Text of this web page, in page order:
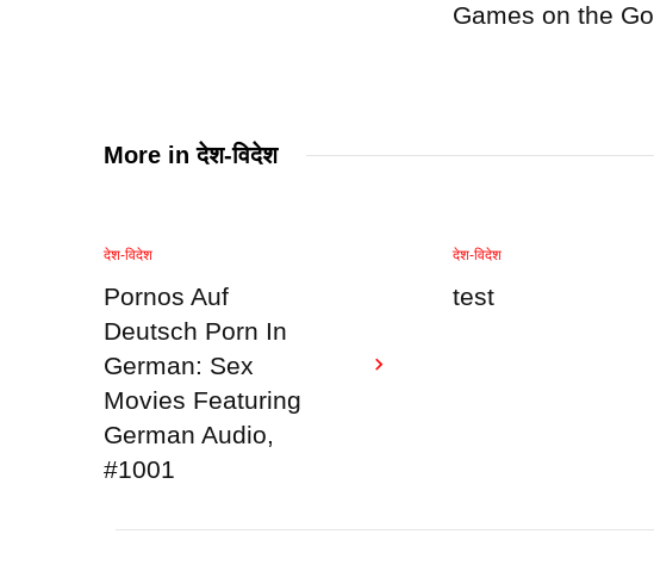
Games on the Go
More inदेश-विदेश
देश-विदेश
Pornos Auf
Deutsch Porn In
German: Sex
Movies Featuring
German Audio,
#1001
देश-विदेश
test